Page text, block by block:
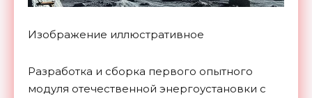
Изображение иллюстративное
Разработка и сборка первого опытного
модуля отечественной энергоустановки с